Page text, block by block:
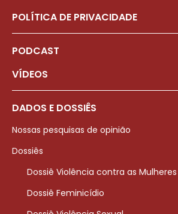
POLÍTICA DE PRIVACIDADE
PODCAST
VÍDEOS
DADOS E DOSSIÊS
Nossas pesquisas de opinião
Dossiês
Dossiê Violência contra as Mulheres
Dossiê Feminicídio